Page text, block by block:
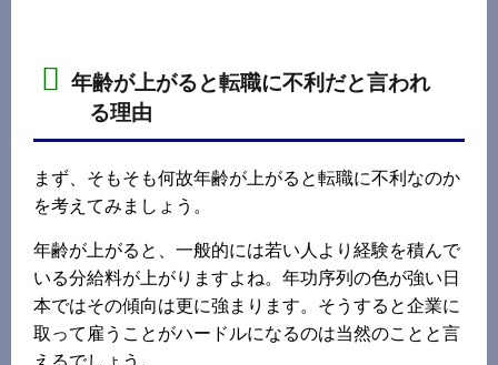
年齢が上がると転職に不利だと言われ
る理由
まず、そもそも何故年齢が上がると転職に不利なのか
を考えてみましょう。
年齢が上がると、一般的には若い人より経験を積んで
いる分給料が上がりますよね。年功序列の色が強い日
本ではその傾向は更に強まります。そうすると企業に
取って雇うことがハードルになるのは当然のことと言
えるでしょう。